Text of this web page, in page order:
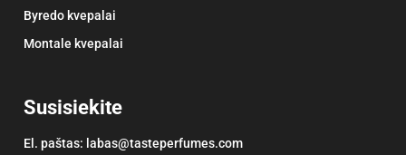
Byredo kvepalai
Montale kvepalai
Susisiekite
El. paštas: labas@tasteperfumes.com